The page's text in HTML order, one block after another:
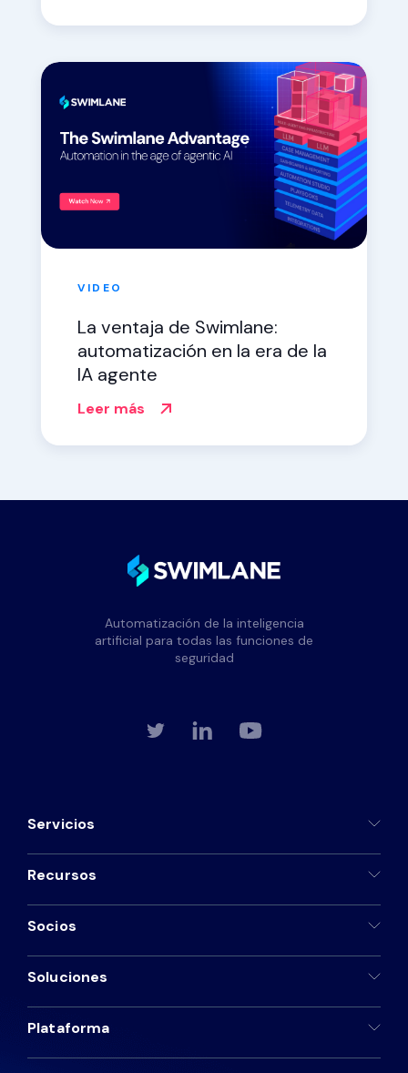
VIDEO
La ventaja de Swimlane:
automatización en la era de la
IA agente
Leer más
Automatización de la inteligencia
artificial para todas las funciones de
seguridad
Servicios
Recursos
Socios
Soluciones
Plataforma